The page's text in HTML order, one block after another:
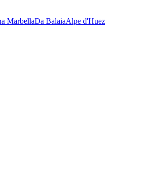
MarbellaDa BalaiaAlpe d'Huez